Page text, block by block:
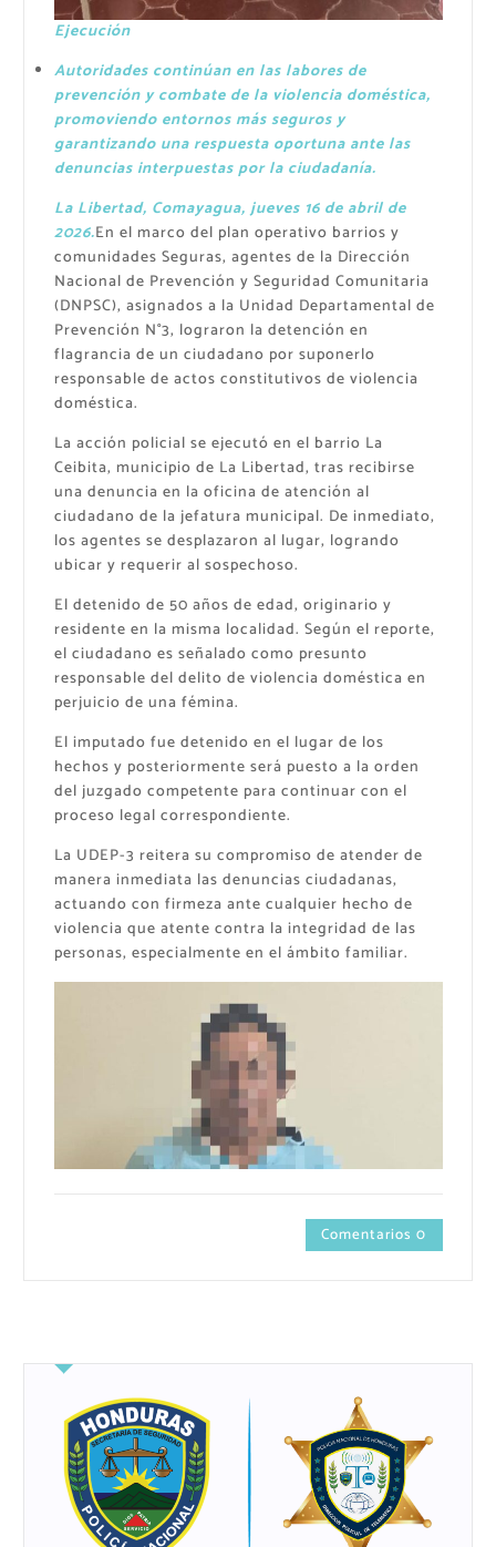
Ejecución
Autoridades continúan en las labores de
prevención y combate de la violencia doméstica,
promoviendo entornos más seguros y
garantizando una respuesta oportuna ante las
denuncias interpuestas por la ciudadanía.
La Libertad, Comayagua, jueves 16 de abril de
2026.En el marco del plan operativo barrios y
comunidades Seguras, agentes de la Dirección
Nacional de Prevención y Seguridad Comunitaria
(DNPSC), asignados a la Unidad Departamental de
Prevención N°3, lograron la detención en
flagrancia de un ciudadano por suponerlo
responsable de actos constitutivos de violencia
doméstica.
La acción policial se ejecutó en el barrio La
Ceibita, municipio de La Libertad, tras recibirse
una denuncia en la oficina de atención al
ciudadano de la jefatura municipal. De inmediato,
los agentes se desplazaron al lugar, logrando
ubicar y requerir al sospechoso.
El detenido de 50 años de edad, originario y
residente en la misma localidad. Según el reporte,
el ciudadano es señalado como presunto
responsable del delito de violencia doméstica en
perjuicio de una fémina.
El imputado fue detenido en el lugar de los
hechos y posteriormente será puesto a la orden
del juzgado competente para continuar con el
proceso legal correspondiente.
La UDEP-3 reitera su compromiso de atender de
manera inmediata las denuncias ciudadanas,
actuando con firmeza ante cualquier hecho de
violencia que atente contra la integridad de las
personas, especialmente en el ámbito familiar.
Comentarios 0